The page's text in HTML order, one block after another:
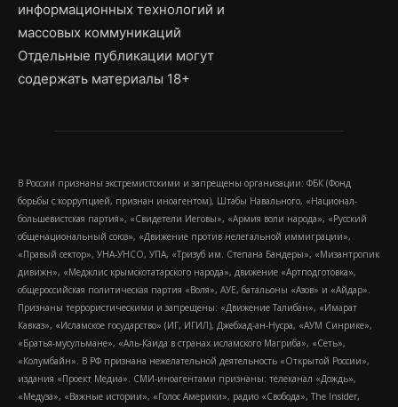
информационных технологий и
массовых коммуникаций
Отдельные публикации могут
содержать материалы 18+
В России признаны экстремистскими и запрещены организации: ФБК (Фонд
борьбы с коррупцией, признан иноагентом), Штабы Навального, «Национал-
большевистская партия», «Свидетели Иеговы», «Армия воли народа», «Русский
общенациональный союз», «Движение против нелегальной иммиграции»,
«Правый сектор», УНА-УНСО, УПА, «Тризуб им. Степана Бандеры», «Мизантропик
дивижн», «Меджлис крымскотатарского народа», движение «Артподготовка»,
общероссийская политическая партия «Воля», АУЕ, батальоны «Азов» и «Айдар».
Признаны террористическими и запрещены: «Движение Талибан», «Имарат
Кавказ», «Исламское государство» (ИГ, ИГИЛ), Джебхад-ан-Нусра, «АУМ Синрике»,
«Братья-мусульмане», «Аль-Каида в странах исламского Магриба», «Сеть»,
«Колумбайн». В РФ признана нежелательной деятельность «Открытой России»,
издания «Проект Медиа». СМИ-иноагентами признаны: телеканал «Дождь»,
«Медуза», «Важные истории», «Голос Америки», радио «Свобода», The Insider,